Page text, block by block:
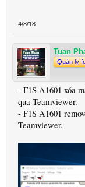
4/8/18
Tuan
Quản lý
- F1S A1601 xóa
qua Teamviewer.
- F1S A1601
Teamviewer.